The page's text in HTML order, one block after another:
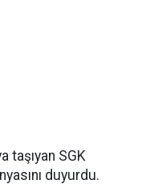
taşıyan SGK
duyurdu.